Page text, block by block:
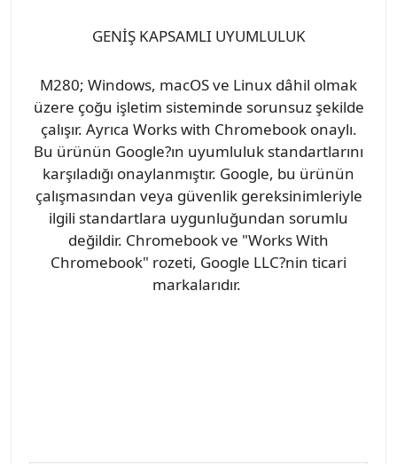
GENİŞ KAPSAMLI UYUMLULUK
M280; Windows, macOS ve Linux dâhil olmak
üzere çoğu işletim sisteminde sorunsuz şekilde
çalışır. Ayrıca Works with Chromebook onaylı.
Bu ürünün Google?ın uyumluluk standartlarını
karşıladığı onaylanmıştır. Google, bu ürünün
çalışmasından veya güvenlik gereksinimleriyle
ilgili standartlara uygunluğundan sorumlu
değildir. Chromebook ve "Works With
Chromebook" rozeti, Google LLC?nin ticari
markalarıdır.